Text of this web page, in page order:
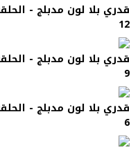
قدري بلا لون مدبلج -
12
قدري بلا لون مدبلج -
9
قدري بلا لون مدبلج -
6